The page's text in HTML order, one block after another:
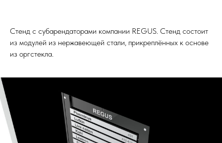
Стенд с субарендаторами компании REGUS. Стенд состоит
из модулей из нержавеющей стали, прикреплённых к основе
из оргстекла.